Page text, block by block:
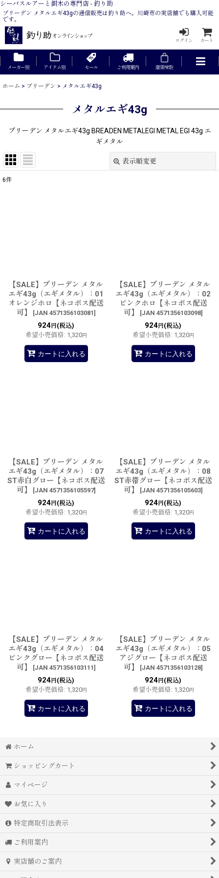
シーバスルアーと餌木の専門店 - 釣り助
ブリーデン メタルエギ43gの通信販売は釣り助へ。川崎市の実店舗でも購入可能
です。
ログイン カート
メーカー別 アイテム別 セール ご利用案内 店頭受取
ホーム > ブリーデン > メタルエギ43g
メタルエギ43g
ブリーデン メタルエギ43g BREADEN METALEGI METAL EGI 43g エ
ギメタル
表示順変更
6件
【SALE】ブリーデン メタル
エギ43g（エギメタル）：01
オレンジホロ【ネコポス配送
可】
[JAN 4571356103081]
924 円(税込)
希望小売価格: 1,320円
カートに入れる
【SALE】ブリーデン メタル
エギ43g（エギメタル）：02
ピンクホロ【ネコポス配送
可】
[JAN 4571356103098]
924 円(税込)
希望小売価格: 1,320円
カートに入れる
【SALE】ブリーデン メタル
エギ43g（エギメタル）：07
ST赤白グロー【ネコポス配送
可】
[JAN 4571356105597]
924 円(税込)
希望小売価格: 1,320円
カートに入れる
【SALE】ブリーデン メタル
エギ43g（エギメタル）：08
ST赤帯グロー【ネコポス配送
可】
[JAN 4571356105603]
924 円(税込)
希望小売価格: 1,320円
カートに入れる
【SALE】ブリーデン メタル
エギ43g（エギメタル）：04
ピンクグロー【ネコポス配送
可】
[JAN 4571356103111]
924 円(税込)
希望小売価格: 1,320円
カートに入れる
【SALE】ブリーデン メタル
エギ43g（エギメタル）：05
アジグロー【ネコポス配送
可】
[JAN 4571356103128]
924 円(税込)
希望小売価格: 1,320円
カートに入れる
ホーム
ショッピングカート
マイページ
お気に入り
特定商取引法表示
ご利用案内
実店舗のご案内